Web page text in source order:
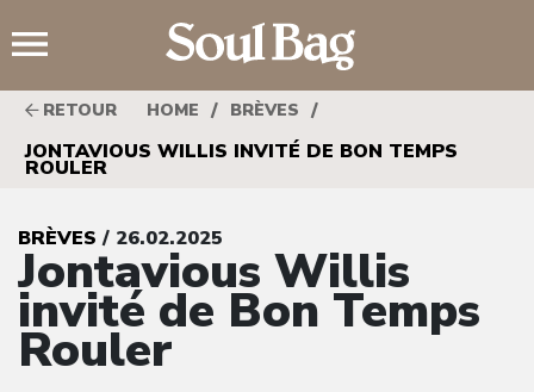
RETOUR HOME / BRÈVES /
JONTAVIOUS WILLIS INVITÉ DE BON TEMPS
ROULER
BRÈVES / 26.02.2025
Jontavious Willis
invité de Bon Temps
Rouler